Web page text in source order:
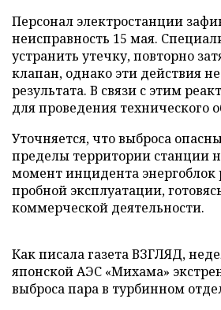
Персонал электростанции
неисправность 15 мая.
устранить утечку, повторно
клапан, однако эти действия
результата. В связи с этим
для проведения технического
Уточняется, что выброса
пределы территории станции
момент инцидента энергоблок
пробной эксплуатации,
коммерческой деятельности.
Как писала газета ВЗГЛЯД,
японской АЭС «Михама»
выброса пара в турбинном